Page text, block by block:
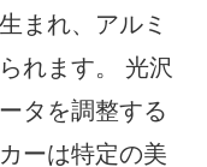
まれ、アルミ
れます。 光沢
タを調整する
ーは特定の美